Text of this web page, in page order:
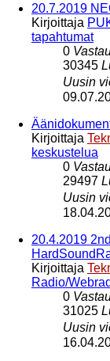
20.7.2019
Kirjoittaja
tapahtumat
0
30345
Uusin
Kirjoittaja
keskustelua
0
29497
Uusin
20.4.2019
Kirjoittaja
Radio/
0
31025
Uusin